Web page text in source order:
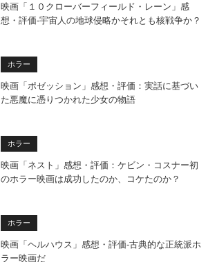
映画「１０クローバーフィールド・レーン」感
想・評価‐宇宙人の地球侵略かそれとも核戦争か？
ホラー
映画「ポゼッション」感想・評価：実話に基づい
た悪魔に憑りつかれた少女の物語
ホラー
映画「ネスト」感想・評価：ケビン・コスナー初
のホラー映画は成功したのか、コケたのか？
ホラー
映画「ヘルハウス」感想・評価‐古典的な正統派ホ
ラー映画だ